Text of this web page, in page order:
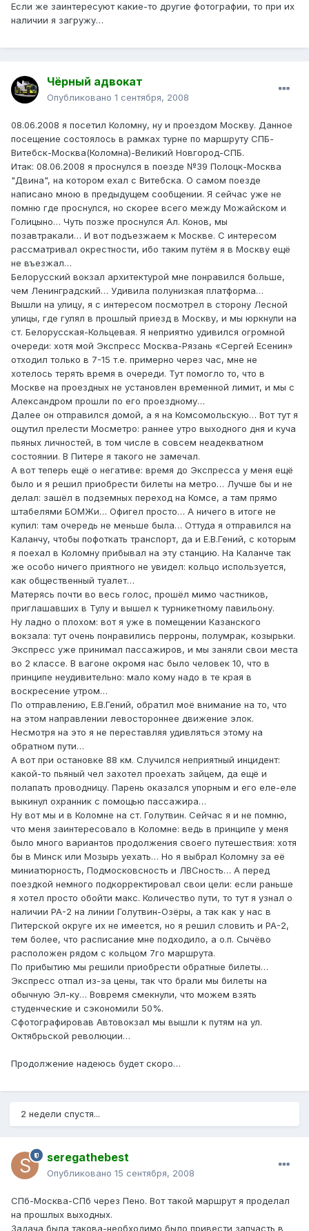
Если же заинтересуют какие-то другие фотографии, то при их
наличии я загружу…
Чёрный адвокат
Опубликовано 1 сентября, 2008
08.06.2008 я посетил Коломну, ну и проездом Москву. Данное
посещение состоялось в рамках турне по маршруту СПБ-
Витебск-Москва(Коломна)-Великий Новгород-СПБ.
Итак: 08.06.2008 я проснулся в поезде №39 Полоцк-Москва
"Двина", на котором ехал с Витебска. О самом поезде
написано мною в предыдущем сообщении. Я сейчас уже не
помню где проснулся, но скорее всего между Можайском и
Голицыно… Чуть позже проснулся Ал. Конов, мы
позавтракали… И вот подъезжаем к Москве. С интересом
рассматривал окрестности, ибо таким путём я в Москву ещё
не въезжал…
Белорусский вокзал архитектурой мне понравился больше,
чем Ленинградский… Удивила полунизкая платформа…
Вышли на улицу, я с интересом посмотрел в сторону Лесной
улицы, где гулял в прошлый приезд в Москву, и мы юркнули на
ст. Белорусская-Кольцевая. Я неприятно удивился огромной
очереди: хотя мой Экспресс Москва-Рязань «Сергей Есенин»
отходил только в 7-15 т.е. примерно через час, мне не
хотелось терять время в очереди. Тут помогло то, что в
Москве на проездных не установлен временной лимит, и мы с
Александром прошли по его проездному…
Далее он отправился домой, а я на Комсомольскую… Вот тут я
ощутил прелести Мосметро: раннее утро выходного дня и куча
пьяных личностей, в том числе в совсем неадекватном
состоянии. В Питере я такого не замечал.
А вот теперь ещё о негативе: время до Экспресса у меня ещё
было и я решил приобрести билеты на метро… Лучше бы и не
делал: зашёл в подземных переход на Комсе, а там прямо
штабелями БОМЖи… Офигел просто… А ничего в итоге не
купил: там очередь не меньше была… Оттуда я отправился на
Каланчу, чтобы пофоткать транспорт, да и Е.В.Гений, с которым
я поехал в Коломну прибывал на эту станцию. На Каланче так
же особо ничего приятного не увидел: кольцо используется,
как общественный туалет…
Матерясь почти во весь голос, прошёл мимо частников,
приглашавших в Тулу и вышел к турникетному павильону.
Ну ладно о плохом: вот я уже в помещении Казанского
вокзала: тут очень понравились перроны, полумрак, козырьки.
Экспресс уже принимал пассажиров, и мы заняли свои места
во 2 классе. В вагоне окромя нас было человек 10, что в
принципе неудивительно: мало кому надо в те края в
воскресение утром…
По отправлению, Е.В.Гений, обратил моё внимание на то, что
на этом направлении левостороннее движение элок.
Несмотря на это я не переставляя удивляться этому на
обратном пути…
А вот при остановке 88 км. Случился неприятный инцидент:
какой-то пьяный чел захотел проехать зайцем, да ещё и
полапать проводницу. Парень оказался упорным и его еле-еле
выкинул охранник с помощью пассажира…
Ну вот мы и в Коломне на ст. Голутвин. Сейчас я и не помню,
что меня заинтересовало в Коломне: ведь в принципе у меня
было много вариантов продолжения своего путешествия: хотя
бы в Минск или Мозырь уехать… Но я выбрал Коломну за её
миниатюрность, Подмосковсность и ЛВСность… А перед
поездкой немного подкорректировал свои цели: если раньше
я хотел просто обойти макс. Количество пути, то тут я узнал о
наличии РА-2 на линии Голутвин-Озёры, а так как у нас в
Питерской округе их не имеется, но я решил словить и РА-2,
тем более, что расписание мне подходило, а о.п. Сычёво
расположен рядом с кольцом 7го маршрута.
По прибытию мы решили приобрести обратные билеты…
Экспресс отпал из-за цены, так что брали мы билеты на
обычную Эл-ку… Вовремя смекнули, что можем взять
студенческие и сэкономили 50%.
Сфотографировав Автовокзал мы вышли к путям на ул.
Октябрьской революции…
Продолжение надеюсь будет скоро…
2 недели спустя...
seregathebest
Опубликовано 15 сентября, 2008
СПб-Москва-СПб через Пено. Вот такой маршрут я проделал
на прошлых выходных.
Задача была такова-необходимо было привести запчасть в